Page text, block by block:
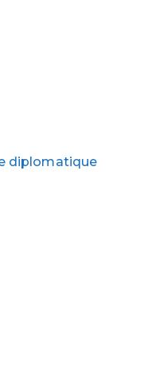
diplomatique